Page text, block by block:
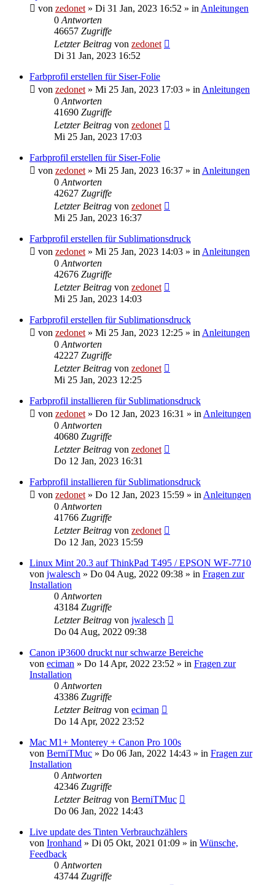
von zedonet » Di 31 Jan, 2023 16:52 » in Anleitungen
0 Antworten
46657 Zugriffe
Letzter Beitrag von zedonet
Di 31 Jan, 2023 16:52
Farbprofil erstellen für Siser-Folie
von zedonet » Mi 25 Jan, 2023 17:03 » in Anleitungen
0 Antworten
41690 Zugriffe
Letzter Beitrag von zedonet
Mi 25 Jan, 2023 17:03
Farbprofil erstellen für Siser-Folie
von zedonet » Mi 25 Jan, 2023 16:37 » in Anleitungen
0 Antworten
42627 Zugriffe
Letzter Beitrag von zedonet
Mi 25 Jan, 2023 16:37
Farbprofil erstellen für Sublimationsdruck
von zedonet » Mi 25 Jan, 2023 14:03 » in Anleitungen
0 Antworten
42676 Zugriffe
Letzter Beitrag von zedonet
Mi 25 Jan, 2023 14:03
Farbprofil erstellen für Sublimationsdruck
von zedonet » Mi 25 Jan, 2023 12:25 » in Anleitungen
0 Antworten
42227 Zugriffe
Letzter Beitrag von zedonet
Mi 25 Jan, 2023 12:25
Farbprofil installieren für Sublimationsdruck
von zedonet » Do 12 Jan, 2023 16:31 » in Anleitungen
0 Antworten
40680 Zugriffe
Letzter Beitrag von zedonet
Do 12 Jan, 2023 16:31
Farbprofil installieren für Sublimationsdruck
von zedonet » Do 12 Jan, 2023 15:59 » in Anleitungen
0 Antworten
41766 Zugriffe
Letzter Beitrag von zedonet
Do 12 Jan, 2023 15:59
Linux Mint 20.3 auf ThinkPad T495 / EPSON WF-7710
von jwalesch » Do 04 Aug, 2022 09:38 » in Fragen zur
Installation
0 Antworten
43184 Zugriffe
Letzter Beitrag von jwalesch
Do 04 Aug, 2022 09:38
Canon iP3600 druckt nur schwarze Bereiche
von eciman » Do 14 Apr, 2022 23:52 » in Fragen zur
Installation
0 Antworten
43386 Zugriffe
Letzter Beitrag von eciman
Do 14 Apr, 2022 23:52
Mac M1+ Monterey + Canon Pro 100s
von BerniTMuc » Do 06 Jan, 2022 14:43 » in Fragen zur
Installation
0 Antworten
42346 Zugriffe
Letzter Beitrag von BerniTMuc
Do 06 Jan, 2022 14:43
Live update des Tinten Verbrauchzählers
von Ironhand » Di 05 Okt, 2021 01:09 » in Wünsche,
Feedback
0 Antworten
43744 Zugriffe